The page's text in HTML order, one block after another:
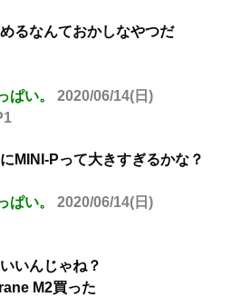
るなんておかしなやつだ
ぱい。
2020/06/14(日)
MINI-Pって大きすぎるかな？
ぱい。
2020/06/14(日)
いんじゃね？
M2買った